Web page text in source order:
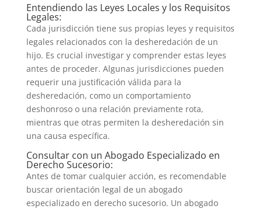
Entendiendo las Leyes Locales y los Requisitos
Legales:
Cada jurisdicción tiene sus propias leyes y requisitos
legales relacionados con la desheredación de un
hijo. Es crucial investigar y comprender estas leyes
antes de proceder. Algunas jurisdicciones pueden
requerir una justificación válida para la
desheredación, como un comportamiento
deshonroso o una relación previamente rota,
mientras que otras permiten la desheredación sin
una causa específica.
Consultar con un Abogado Especializado en
Derecho Sucesorio:
Antes de tomar cualquier acción, es recomendable
buscar orientación legal de un abogado
especializado en derecho sucesorio. Un abogado